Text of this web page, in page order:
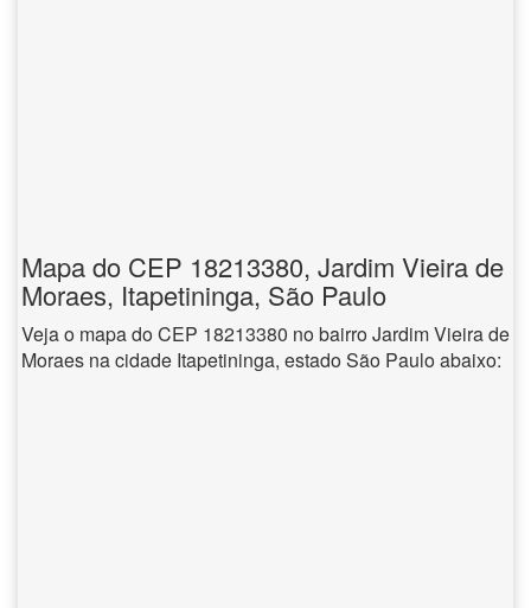
Mapa do CEP 18213380, Jardim Vieira de
Moraes, Itapetininga, São Paulo
Veja o mapa do CEP 18213380 no bairro Jardim Vieira de
Moraes na cidade Itapetininga, estado São Paulo abaixo: